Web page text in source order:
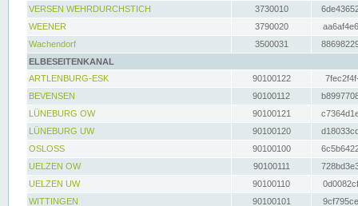
VERSEN WEHRDURCHSTICH
3730010
WEENER
3790020
Wachendorf
3500031
ELBESEITENKANAL
ARTLENBURG-ESK
90100122
BEVENSEN
90100112
LÜNEBURG OW
90100121
LÜNEBURG UW
90100120
OSLOSS
90100100
UELZEN OW
90100111
UELZEN UW
90100110
WITTINGEN
90100101